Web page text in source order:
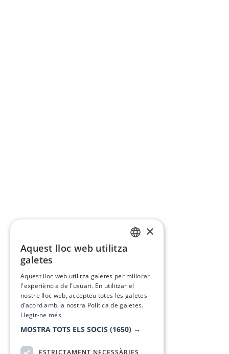
×
Aquest lloc web utilitza
galetes
Aquest lloc web utilitza galetes per millorar
l'experiència de l'usuari. En utilitzar el
nostre lloc web, accepteu totes les galetes
d’acord amb la nostra Política de galetes.
Llegir-ne més
MOSTRA TOTS ELS SOCIS (1650) →
ESTRICTAMENT NECESSÀRIES